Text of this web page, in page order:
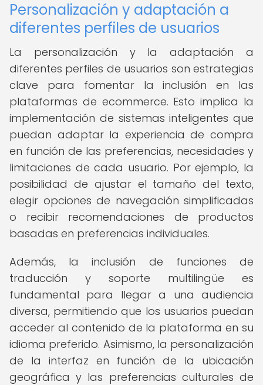
Personalización y adaptación a
diferentes perfiles de usuarios
La personalización y la adaptación a
diferentes perfiles de usuarios son estrategias
clave para fomentar la inclusión en las
plataformas de ecommerce. Esto implica la
implementación de sistemas inteligentes que
puedan adaptar la experiencia de compra
en función de las preferencias, necesidades y
limitaciones de cada usuario. Por ejemplo, la
posibilidad de ajustar el tamaño del texto,
elegir opciones de navegación simplificadas
o recibir recomendaciones de productos
basadas en preferencias individuales.
Además, la inclusión de funciones de
traducción y soporte multilingüe es
fundamental para llegar a una audiencia
diversa, permitiendo que los usuarios puedan
acceder al contenido de la plataforma en su
idioma preferido. Asimismo, la personalización
de la interfaz en función de la ubicación
geográfica y las preferencias culturales de